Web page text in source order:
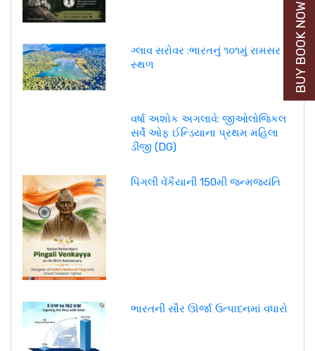
ગ્લાવ સરોવર :ભારતનું ૧૦૧મું રામસર
સ્થળ
વર્ષા અશોક અગલાવે: જીઓલોજિકલ
સર્વે ઓફ ઈન્ડિયાના પ્રથમ મહિલા
ડીજી (DG)
પિંગલી વેંકૈયાની 150મી જન્મજયંતિ
ભારતની સૌર ઊર્જા ઉત્પાદનમાં વધારો
BUY BOOK NOW